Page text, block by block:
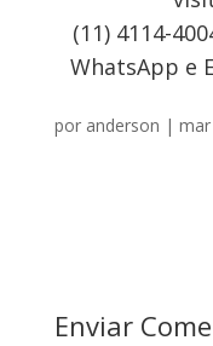
(11) 4114-
WhatsApp e
por anderson |
Enviar